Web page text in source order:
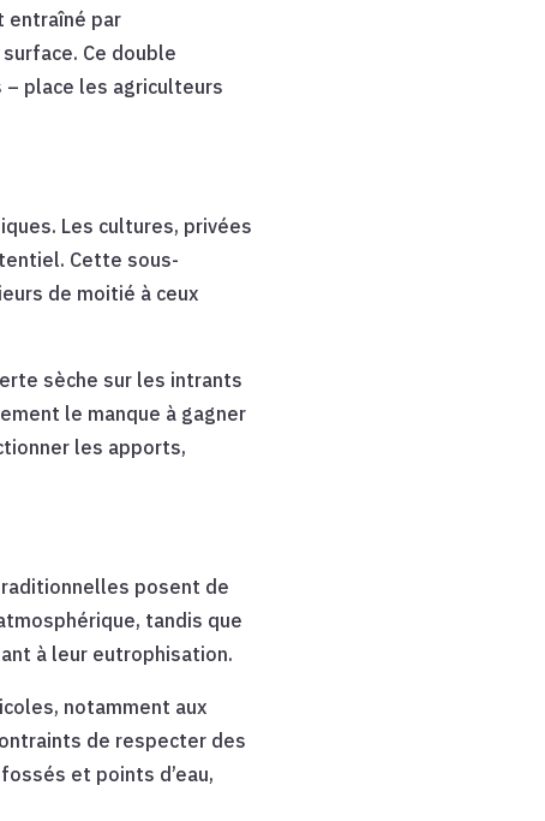
entraîné par
Ce double
place les agriculteurs
Les cultures, privées
Cette sous-
de moitié à ceux
sèche sur les intrants
le manque à gagner
les apports,
posent de
tandis que
à leur eutrophisation.
notamment aux
de respecter des
et points d’eau,